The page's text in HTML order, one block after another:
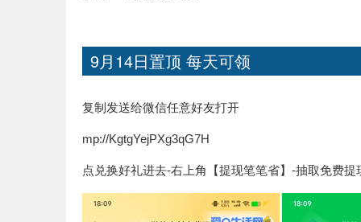
9月14日置顶 每天可领
复制发送给微信任意好友打开
mp://KgtgYejPXg3qG7H
点兑换好礼进去-右上角【提现笔笔省】-抽取免费提